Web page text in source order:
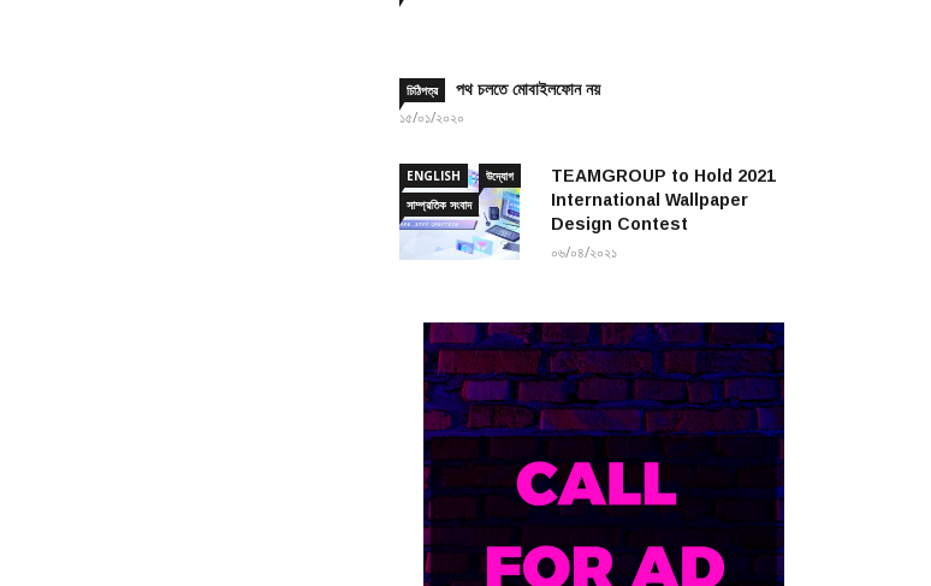
চিঠিপত্র পথ চলতে মোবাইলফোন নয়
১৫/০১/২০২০
ENGLISH
উদ্যোগ
সাম্প্রতিক সংবাদ
TEAMGROUP to Hold 2021
International Wallpaper
Design Contest
০৬/০৪/২০২১